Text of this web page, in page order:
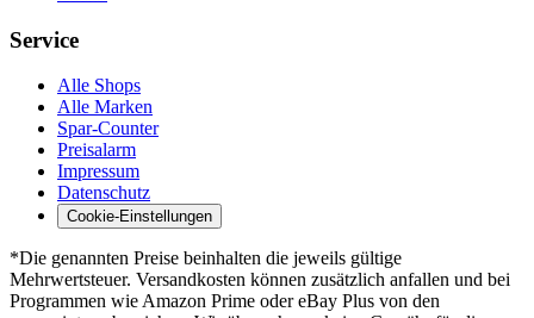
Service
Alle Shops
Alle Marken
Spar-Counter
Preisalarm
Impressum
Datenschutz
Cookie-Einstellungen
*Die genannten Preise beinhalten die jeweils gültige
Mehrwertsteuer. Versandkosten können zusätzlich anfallen und bei
Programmen wie Amazon Prime oder eBay Plus von den